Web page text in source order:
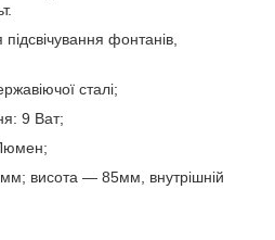
фонтанів,
сталі;
9 Ват;
висота ― 85мм, внутрішній